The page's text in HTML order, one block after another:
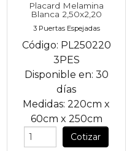
Placard Melamina
Blanca 2,50x2,20
3 Puertas Espejadas
Código: PL250220
3PES
Disponible en: 30
días
Medidas: 220cm x
60cm x 250cm
Cotizar